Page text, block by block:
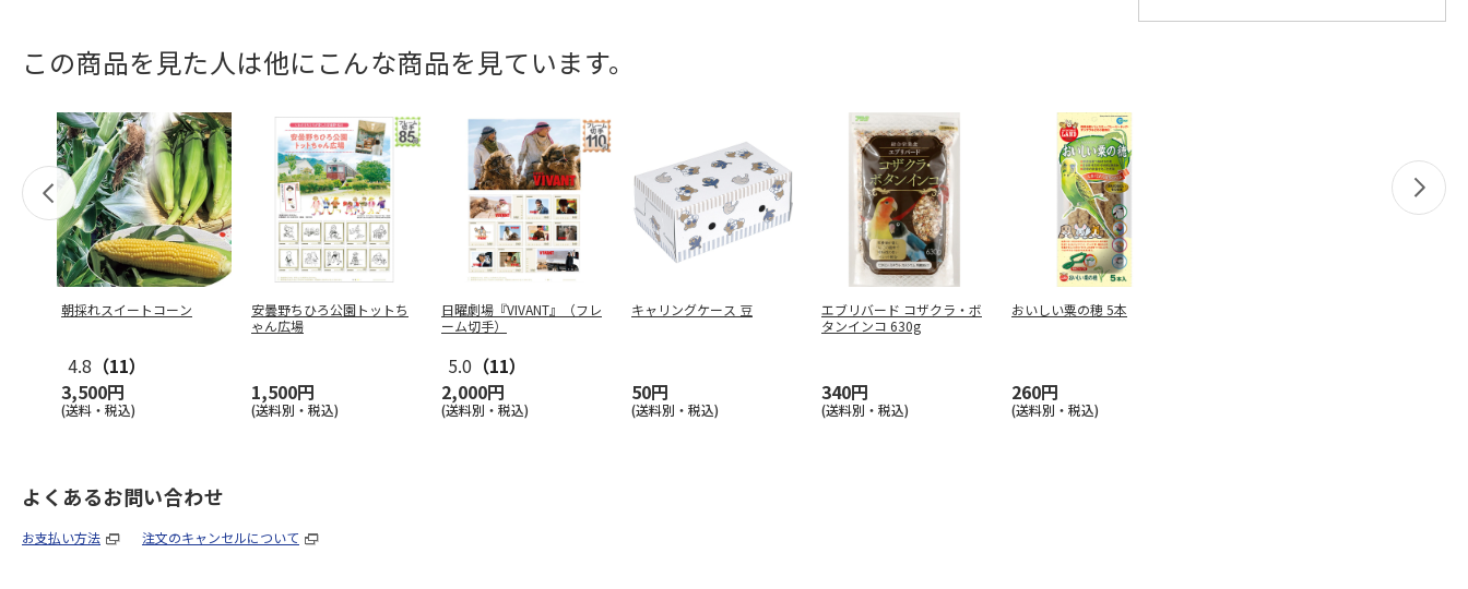
この商品を見た人は他にこんな商品を見ています。
朝採れスイートコーン
4.8 （11）
3,500円
(送料・税込)
安曇野ちひろ公園トットち
ゃん広場
1,500円
(送料別・税込)
日曜劇場『VIVANT』（フレ
ーム切手）
5.0 （11）
2,000円
(送料別・税込)
キャリングケース 豆
50円
(送料別・税込)
エブリバード コザクラ・ボ
タンインコ 630g
340円
(送料別・税込)
おいしい粟の穂 5本
260円
(送料別・税込)
よくあるお問い合わせ
お支払い方法 注文のキャンセルについて